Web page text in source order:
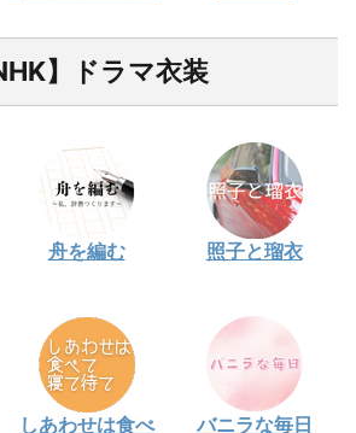
】ドラマ衣装
舟を編む 照子と瑠衣
しあわせは食べ
バニラな毎日